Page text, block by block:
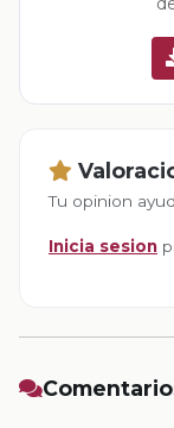
Tu opinion
Inicia sesion